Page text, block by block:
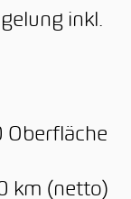
inkl.
Oberfläche
km (netto)